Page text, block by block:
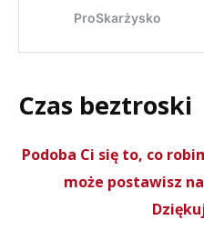
Czas beztroski
Podoba Ci się to, co
może postawisz